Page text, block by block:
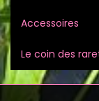
Accessoires
Le coin des